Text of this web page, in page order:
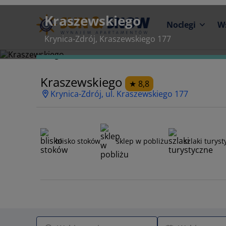
Noclegi
Kraszewskiego
Krynica-Zdrój, Kraszewskiego 177
Kraszewskiego
8,8
Krynica-Zdrój, ul. Kraszewskiego 177
blisko stoków sklep w pobliżu szlaki